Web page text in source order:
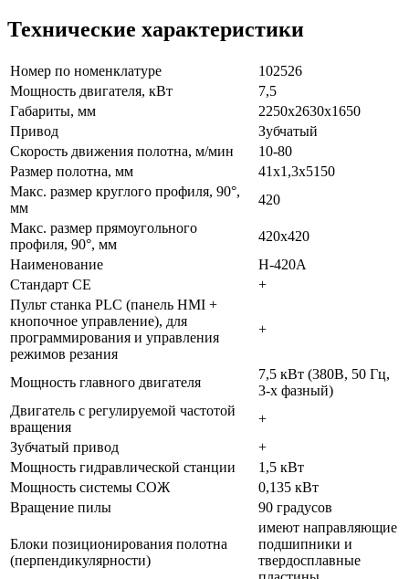
Технические характеристики
Номер по номенклатуре
102526
Мощность двигателя, кВт
7,5
Габариты, мм
2250х2630х1650
Привод
Зубчатый
Скорость движения полотна, м/мин
10-80
Размер полотна, мм
41х1,3х5150
Макс. размер круглого профиля, 90°,
мм
420
Макс. размер прямоугольного
профиля, 90°, мм
420х420
Наименование
H-420A
Стандарт CE
+
Пульт станка PLC (панель HMI +
кнопочное управление), для
программирования и управления
режимов резания
+
Мощность главного двигателя
7,5 кВт (380В, 50 Гц,
3-х фазный)
Двигатель с регулируемой частотой
вращения
+
Зубчатый привод
+
Мощность гидравлической станции
1,5 кВт
Мощность системы СОЖ
0,135 кВт
Вращение пилы
90 градусов
Блоки позиционирования полотна
(перпендикулярности)
имеют направляющие
подшипники и
твердосплавные